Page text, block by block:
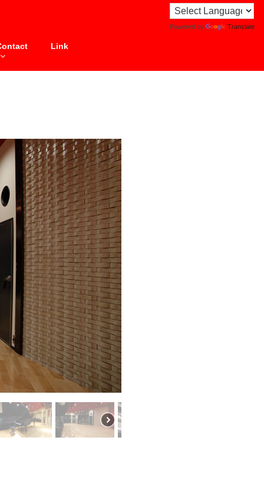
Powered by Translate
Link